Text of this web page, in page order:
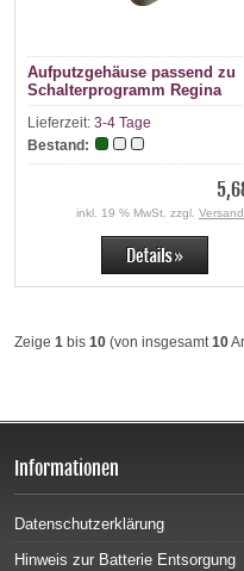
Aufputzgehäuse passend zu
Schalterprogramm Regina
Lieferzeit: 3-4 Tage
Bestand:
inkl. 19 % MwSt. zzgl.
Zeige 1 bis 10 (von insgesamt10
Informationen
Datenschutzerklärung
Hinweis zur Batterie Entsorgung